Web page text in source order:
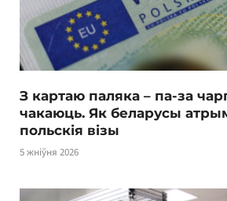
З картаю паляка – па-за
чакаюць. Як беларусы
польскія візы
5 жніўня 2026